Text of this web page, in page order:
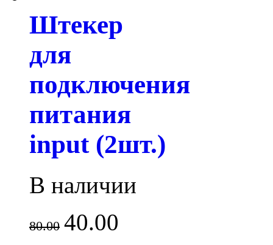
Штекер
для
подключения
питания
input (2шт.)
В наличии
80.00 40.00